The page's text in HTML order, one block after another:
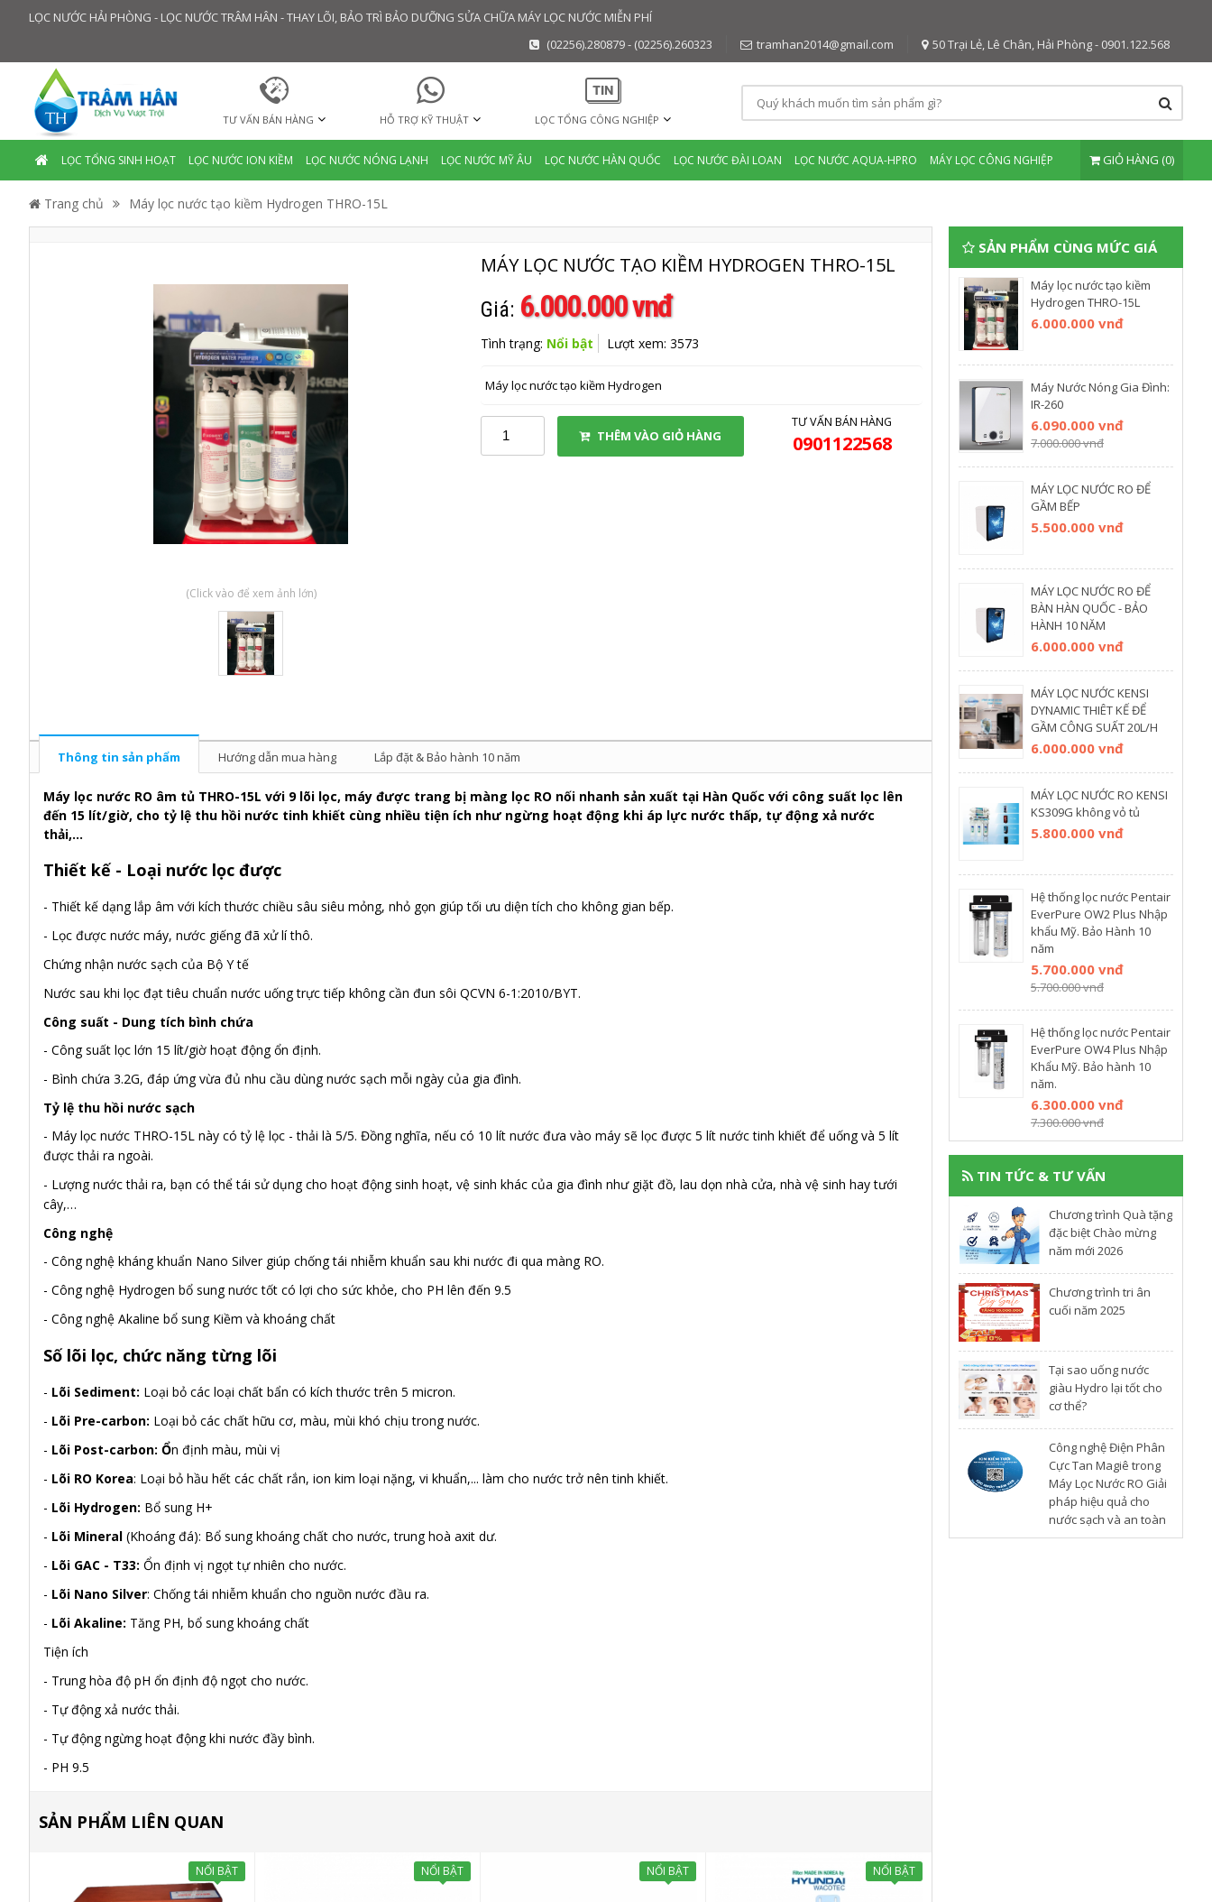
LỌC NƯỚC HẢI PHÒNG - LỌC NƯỚC TRÂM HÂN - THAY LÕI, BẢO TRÌ BẢO DƯỠNG SỬA CHỮA MÁY LỌC NƯỚC MIỄN PHÍ
(02256).280879 - (02256).260323
tramhan2014@gmail.com 50 Trại Lẻ, Lê Chân, Hải Phòng - 0901.122.568
TƯ VẤN BÁN HÀNG HỖ TRỢ KỸ THUẬT LỌC TỔNG CÔNG NGHIỆP
LỌC TỔNG SINH HOẠT LỌC NƯỚC ION KIỀM LỌC NƯỚC NÓNG LẠNH LỌC NƯỚC MỸ ÂU LỌC NƯỚC HÀN QUỐC LỌC NƯỚC ĐÀI LOAN LỌC NƯỚC AQUA-HPRO MÁY LỌC CÔNG NGHIỆP GIỎ HÀNG (0)
Trang chủ Máy lọc nước tạo kiềm Hydrogen THRO-15L
(Click vào để xem ảnh lớn)
MÁY LỌC NƯỚC TẠO KIỀM HYDROGEN THRO-15L
Giá: 6.000.000 vnđ
Tình trạng: Nổi bật Lượt xem: 3573
Máy lọc nước tạo kiềm Hydrogen
THÊM VÀO GIỎ HÀNG
TƯ VẤN BÁN HÀNG
0901122568
Thông tin sản phẩm Hướng dẫn mua hàng Lắp đặt & Bảo hành 10 năm
Máy lọc nước RO âm tủ THRO-15L với 9 lõi lọc, máy được trang bị màng lọc RO nối nhanh sản xuất tại Hàn Quốc với công suất lọc lên
đến 15 lít/giờ, cho tỷ lệ thu hồi nước tinh khiết cùng nhiều tiện ích như ngừng hoạt động khi áp lực nước thấp, tự động xả nước
thải,...
Thiết kế - Loại nước lọc được
- Thiết kế dạng lắp âm với kích thước chiều sâu siêu mỏng, nhỏ gọn giúp tối ưu diện tích cho không gian bếp.
- Lọc được nước máy, nước giếng đã xử lí thô.
Chứng nhận nước sạch của Bộ Y tế
Nước sau khi lọc đạt tiêu chuẩn nước uống trực tiếp không cần đun sôi QCVN 6-1:2010/BYT.
Công suất - Dung tích bình chứa
- Công suất lọc lớn 15 lít/giờ hoạt động ổn định.
- Bình chứa 3.2G, đáp ứng vừa đủ nhu cầu dùng nước sạch mỗi ngày của gia đình.
Tỷ lệ thu hồi nước sạch
- Máy lọc nước THRO-15L này có tỷ lệ lọc - thải là 5/5. Đồng nghĩa, nếu có 10 lít nước đưa vào máy sẽ lọc được 5 lít nước tinh khiết để uống và 5 lít
được thải ra ngoài.
- Lượng nước thải ra, bạn có thể tái sử dụng cho hoạt động sinh hoạt, vệ sinh khác của gia đình như giặt đồ, lau dọn nhà cửa, nhà vệ sinh hay tưới
cây,…
Công nghệ
- Công nghệ kháng khuẩn Nano Silver giúp chống tái nhiễm khuẩn sau khi nước đi qua màng RO.
- Công nghệ Hydrogen bổ sung nước tốt có lợi cho sức khỏe, cho PH lên đến 9.5
- Công nghệ Akaline bổ sung Kiềm và khoáng chất
Số lõi lọc, chức năng từng lõi
- Lõi Sediment: Loại bỏ các loại chất bẩn có kích thước trên 5 micron.
- Lõi Pre-carbon: Loại bỏ các chất hữu cơ, màu, mùi khó chịu trong nước.
- Lõi Post-carbon: Ổn định màu, mùi vị
- Lõi RO Korea: Loại bỏ hầu hết các chất rắn, ion kim loại nặng, vi khuẩn,... làm cho nước trở nên tinh khiết.
- Lõi Hydrogen: Bổ sung H+
- Lõi Mineral (Khoáng đá): Bổ sung khoáng chất cho nước, trung hoà axit dư.
- Lõi GAC - T33: Ổn định vị ngọt tự nhiên cho nước.
- Lõi Nano Silver: Chống tái nhiễm khuẩn cho nguồn nước đầu ra.
- Lõi Akaline: Tăng PH, bổ sung khoáng chất
Tiện ích
- Trung hòa độ pH ổn định độ ngọt cho nước.
- Tự động xả nước thải.
- Tự động ngừng hoạt động khi nước đầy bình.
- PH 9.5
SẢN PHẨM LIÊN QUAN
NỔI BẬT NỔI BẬT NỔI BẬT NỔI BẬT
SẢN PHẨM CÙNG MỨC GIÁ
Máy lọc nước tạo kiềm
Hydrogen THRO-15L
6.000.000 vnđ
Máy Nước Nóng Gia Đình:
IR-260
6.090.000 vnđ
7.000.000 vnđ
MÁY LỌC NƯỚC RO ĐỂ
GẦM BẾP
5.500.000 vnđ
MÁY LỌC NƯỚC RO ĐỂ
BÀN HÀN QUỐC - BẢO
HÀNH 10 NĂM
6.000.000 vnđ
MÁY LỌC NƯỚC KENSI
DYNAMIC THIÊT KẾ ĐỂ
GẦM CÔNG SUẤT 20L/H
6.000.000 vnđ
MÁY LỌC NƯỚC RO KENSI
KS309G không vỏ tủ
5.800.000 vnđ
Hệ thống lọc nước Pentair
EverPure OW2 Plus Nhập
khẩu Mỹ. Bảo Hành 10
năm
5.700.000 vnđ
5.700.000 vnđ
Hệ thống lọc nước Pentair
EverPure OW4 Plus Nhập
Khẩu Mỹ. Bảo hành 10
năm.
6.300.000 vnđ
7.300.000 vnđ
TIN TỨC & TƯ VẤN
Chương trình Quà tặng
đặc biệt Chào mừng
năm mới 2026
Chương trình tri ân
cuối năm 2025
​Tại sao uống nước
giàu Hydro lại tốt cho
cơ thể?
Công nghệ Điện Phân
Cực Tan Magiê trong
Máy Lọc Nước RO Giải
pháp hiệu quả cho
nước sạch và an toàn